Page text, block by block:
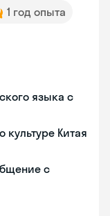
1 год опыта
языка с
Китая
с